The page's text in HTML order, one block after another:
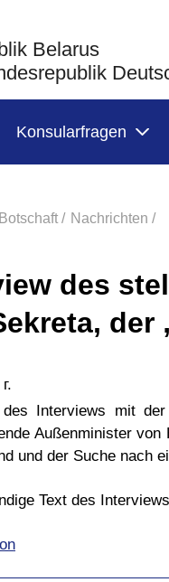
Belarus
Konsularfragen
Botschaft / Nachrichten /
des
der
Interviews mit
Außenminister
und der Suche nach
Text des